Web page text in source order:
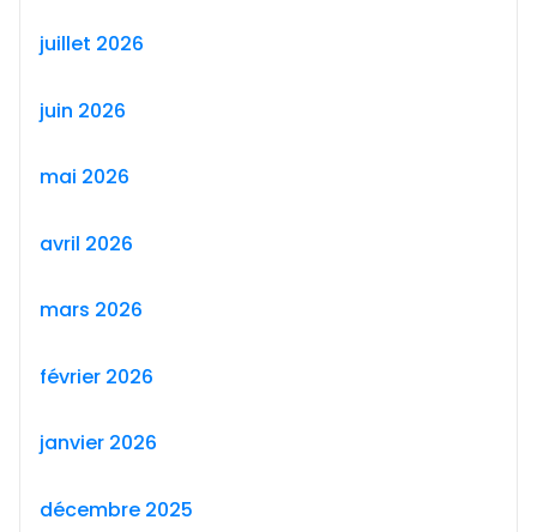
juillet 2026
juin 2026
mai 2026
avril 2026
mars 2026
février 2026
janvier 2026
décembre 2025